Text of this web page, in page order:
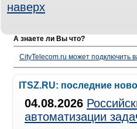
наверх
А знаете ли Вы что?
CityTelecom.ru может подключить
ITSZ.RU: последние
04.08.2026
автоматизации